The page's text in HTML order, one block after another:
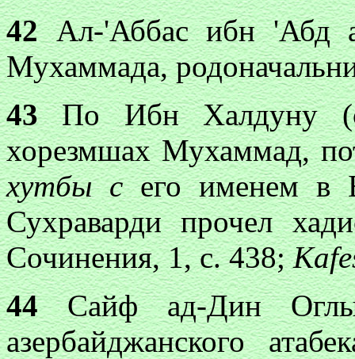
42Ал-'Аббас ибн 'Абд
Мухаммада,
43По Ибн Халдуну (с.
хорезмшах Мухаммад,
хутбы сего именем в
Сухраварди прочел
Сочинения, 1, с. 438;
44Сайф ад-Дин
азербайджанского